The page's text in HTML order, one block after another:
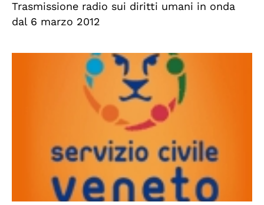
Trasmissione radio sui diritti umani in onda
dal 6 marzo 2012